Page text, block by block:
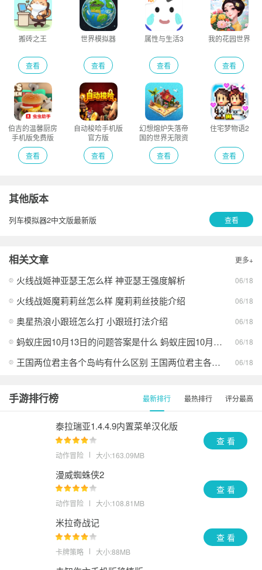
搬砖之王
查看
世界模拟器
查看
属性与生活3
查看
我的花园世界
查看
伯吉的温馨厨房
手机版免费版
查看
自动梭哈手机版
官方版
查看
幻想熔炉失落帝
国的世界无限资
源版
查看
住宅梦物语2
查看
其他版本
列车模拟器2中文版最新版 查看
相关文章 更多+
火线战姬神亚瑟王怎么样 神亚瑟王强度解析 06/18
火线战姬魔莉莉丝怎么样 魔莉莉丝技能介绍 06/18
奥星热浪小跟班怎么打 小跟班打法介绍 06/18
蚂蚁庄园10月13日的问题答案是什么 蚂蚁庄园10月13日答案最新分享 06/18
王国两位君主各个岛屿有什么区别 王国两位君主各个岛屿的异同 06/18
手游排行榜 最新排行 最热排行 评分最高
泰拉瑞亚1.4.4.9内置菜单汉化版
动作冒险 大小:163.09MB
查 看
漫威蜘蛛侠2
动作冒险 大小:108.81MB
查 看
米拉奇战记
卡牌策略 大小:88MB
查 看